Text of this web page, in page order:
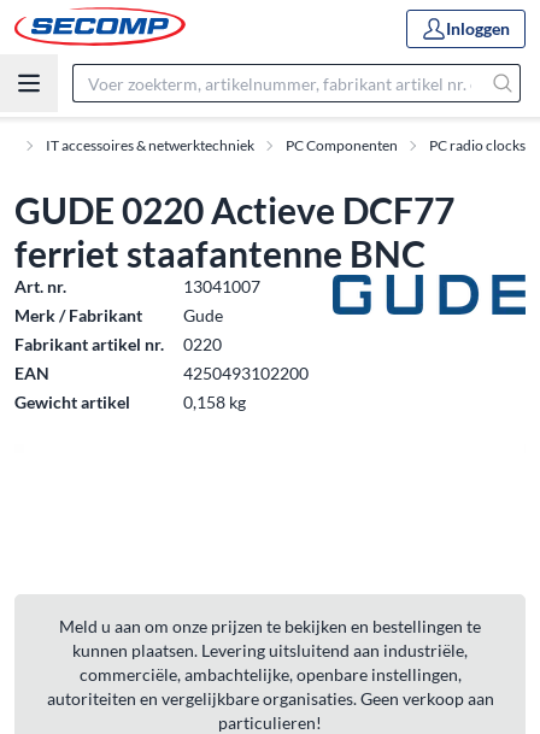
Inloggen
IT accessoires & netwerktechniek PC Componenten PC radio clocks
GUDE 0220 Actieve DCF77
ferriet staafantenne BNC
Art. nr.
13041007
Merk / Fabrikant
Gude
Fabrikant artikel nr.
0220
EAN
4250493102200
Gewicht artikel
0,158 kg
Meld u aan om onze prijzen te bekijken en bestellingen te
kunnen plaatsen. Levering uitsluitend aan industriële,
commerciële, ambachtelijke, openbare instellingen,
autoriteiten en vergelijkbare organisaties. Geen verkoop aan
particulieren!